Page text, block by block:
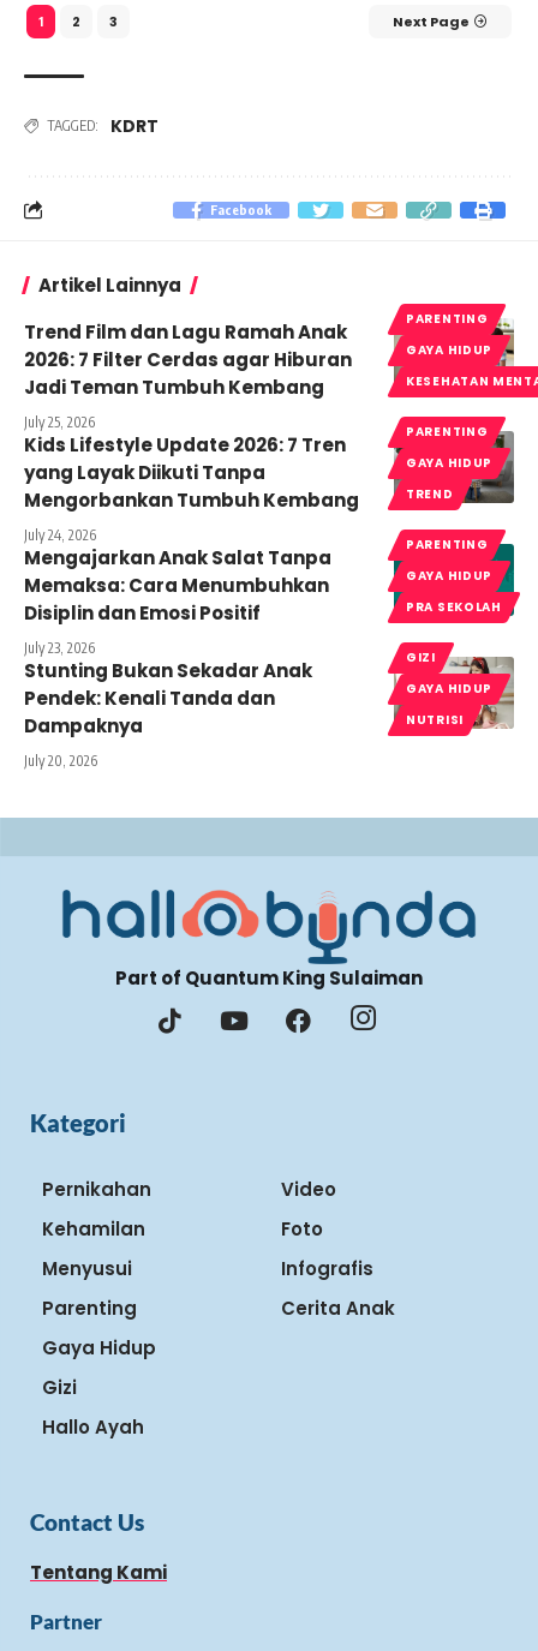
1 2 3 Next Page
TAGGED: KDRT
Facebook
Artikel Lainnya
PARENTING
GAYA HIDUP
KESEHATAN
Trend Film dan Lagu Ramah Anak
2026: 7 Filter Cerdas agar Hiburan
Jadi Teman Tumbuh Kembang
July 25, 2026
PARENTING
GAYA HIDUP
TREND
Kids Lifestyle Update 2026: 7 Tren
yang Layak Diikuti Tanpa
Mengorbankan Tumbuh Kembang
July 24, 2026
PARENTING
GAYA HIDUP
PRA SEKOLAH
Mengajarkan Anak Salat Tanpa
Memaksa: Cara Menumbuhkan
Disiplin dan Emosi Positif
July 23, 2026
GIZI
GAYA HIDUP
NUTRISI
Stunting Bukan Sekadar Anak
Pendek: Kenali Tanda dan
Dampaknya
July 20, 2026
Part of Quantum King Sulaiman
Kategori
Pernikahan
Kehamilan
Menyusui
Parenting
Gaya Hidup
Gizi
Hallo Ayah
Video
Foto
Infografis
Cerita Anak
Contact Us
Tentang Kami
Partner